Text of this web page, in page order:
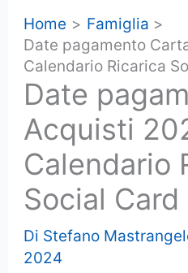
Home
Famiglia
Date pagamento
Calendario Ricarica
Date
Acquisti
Calendario
Social
Di Stefano
2024